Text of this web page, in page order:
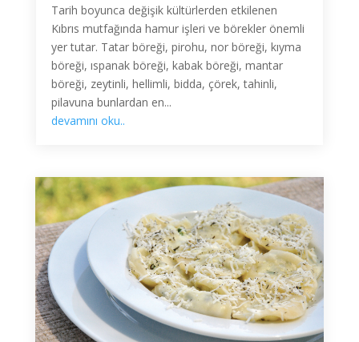
Tarih boyunca değişik kültürlerden etkilenen
Kıbrıs mutfağında hamur işleri ve börekler önemli
yer tutar. Tatar böreği, pirohu, nor böreği, kıyma
böreği, ıspanak böreği, kabak böreği, mantar
böreği, zeytinli, hellimli, bidda, çörek, tahinli,
pilavuna bunlardan en...
devamını oku..